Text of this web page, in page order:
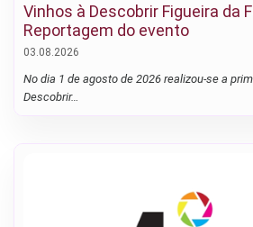
Vinhos à Descobrir Figueira da
Reportagem do evento
03.08.2026
No dia 1 de agosto de 2026 realizou-se a
Descobrir…